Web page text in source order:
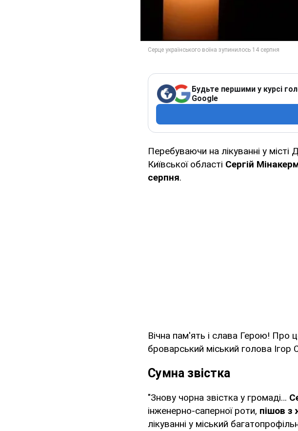
Будьте першими у курсі
Google
Перебуваючи на лікуванні у місті
Київської області Сергій
серпня.
Вічна пам'ять і слава Герою! Про
броварський міський голова Ігор
Сумна звістка
"Знову чорна звістка у громаді…
інженерно-саперної роти, пішов з
лікуванні у міський